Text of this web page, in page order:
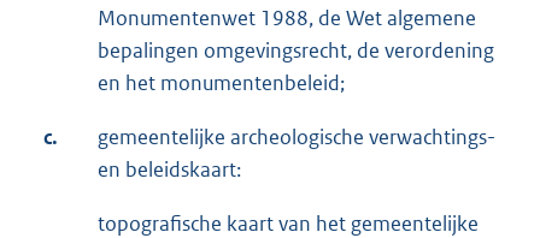
Monumentenwet 1988, de Wet algemene
bepalingen omgevingsrecht, de verordening
en het monumentenbeleid;
c.
gemeentelijke archeologische verwachtings-
en beleidskaart:
topografische kaart van het gemeentelijke